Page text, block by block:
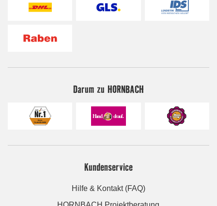
Darum zu HORNBACH
Kundenservice
Hilfe & Kontakt (FAQ)